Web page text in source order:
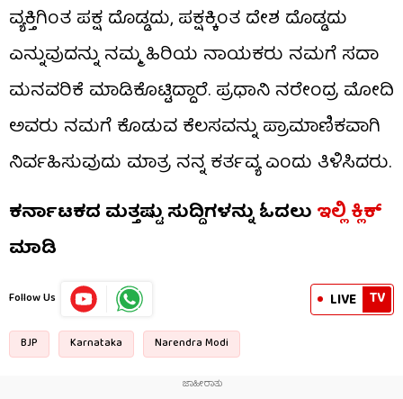
ವ್ಯಕ್ತಿಗಿಂತ ಪಕ್ಷ ದೊಡ್ಡದು, ಪಕ್ಷಕ್ಕಿಂತ ದೇಶ ದೊಡ್ಡದು
ಎನ್ನುವುದನ್ನು ನಮ್ಮ ಹಿರಿಯ ನಾಯಕರು ನಮಗೆ ಸದಾ
ಮನವರಿಕೆ ಮಾಡಿಕೊಟ್ಟಿದ್ದಾರೆ. ಪ್ರಧಾನಿ ನರೇಂದ್ರ ಮೋದಿ
ಅವರು ನಮಗೆ ಕೊಡುವ ಕೆಲಸವನ್ನು ಪ್ರಾಮಾಣಿಕವಾಗಿ
ನಿರ್ವಹಿಸುವುದು ಮಾತ್ರ ನನ್ನ ಕರ್ತವ್ಯ ಎಂದು ತಿಳಿಸಿದರು.
ಕರ್ನಾಟಕದ ಮತ್ತಷ್ಟು ಸುದ್ದಿಗಳನ್ನು ಓದಲು ಇಲ್ಲಿ ಕ್ಲಿಕ್
ಮಾಡಿ
Follow Us LIVE TV
BJP Karnataka Narendra Modi